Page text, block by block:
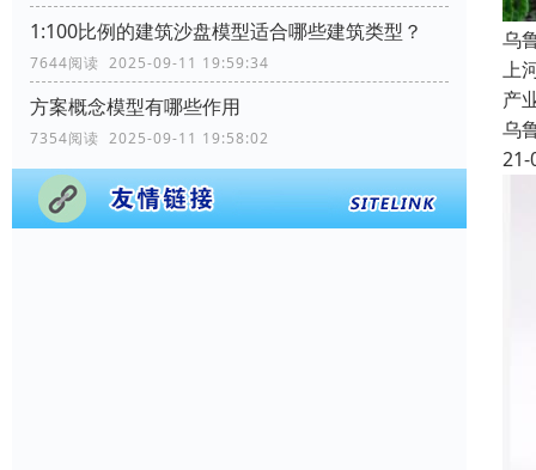
1:100比例的建筑沙盘模型适合哪些建筑类型？
7644阅读 2025-09-11 19:59:34
方案概念模型有哪些作用
7354阅读 2025-09-11 19:58:02
乌
上
产
乌
21-